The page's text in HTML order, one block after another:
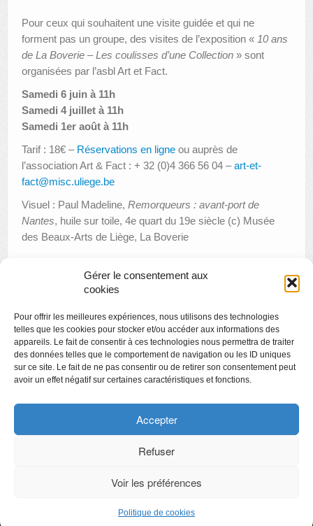
Gérer le consentement aux
cookies
Pour offrir les meilleures expériences, nous utilisons des technologies
telles que les cookies pour stocker et/ou accéder aux informations des
appareils. Le fait de consentir à ces technologies nous permettra de traiter
des données telles que le comportement de navigation ou les ID uniques
sur ce site. Le fait de ne pas consentir ou de retirer son consentement peut
avoir un effet négatif sur certaines caractéristiques et fonctions.
Accepter
Refuser
Voir les préférences
Politique de cookies
LE PORTAIL DES COLLECTIONS
Pour ceux qui souhaitent une visite guidée et qui ne
forment pas un groupe, des visites de l’exposition « 10 ans
de La Boverie – Les coulisses d’une Collection » sont
organisées par l’asbl Art et Fact.
Samedi 6 juin à 11h
Samedi 4 juillet à 11h
Samedi 1er août à 11h
Tarif : 18€ – Réservations en ligne ou auprès de
l’association Art & Fact : + 32 (0)4 366 56 04 –art-et-
fact@misc.uliege.be
Visuel : Paul Madeline, Remorqueurs : avant-port de
Nantes, huile sur toile, 4e quart du 19e siècle (c) Musée
des Beaux-Arts de Liège, La Boverie
Les vitraux Liégeois de style Art nouveau
Happy Sunday : 1+1 entrée gratuite
Copyright
Politique de confidentialité
Chartes des engagements des opérateurs culturels